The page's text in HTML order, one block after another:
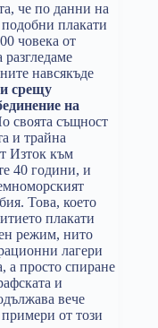
че по данни на
плакати
човека от
навсякъде
срещу
на
своята същност
и трайна
Изток към
40 години, и
Това, което
плакати
режим, нито
лагери
а просто спиране
и
вече
от този